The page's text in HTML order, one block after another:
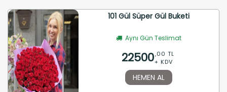
101 Gül Süper Gül Buketi
Aynı Gün Teslimat
22500,00 TL
+ KDV
HEMEN AL